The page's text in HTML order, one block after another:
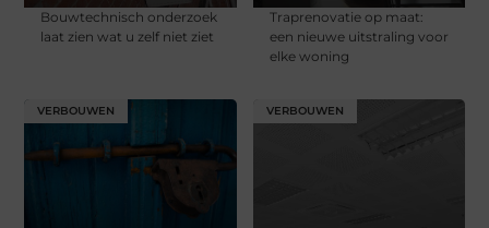
Bouwtechnisch onderzoek
laat zien wat u zelf niet ziet
Traprenovatie op maat:
een nieuwe uitstraling voor
elke woning
VERBOUWEN VERBOUWEN